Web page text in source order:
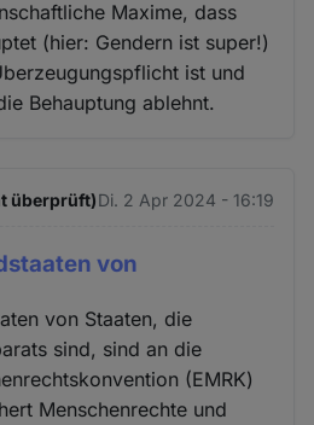
Maxime, dass
(hier: Gendern ist super!)
ist und
Behauptung ablehnt.
überprüft)Di. 2 Apr 2024 - 16:19
von
von Staaten, die
sind, sind an die
(EMRK)
Menschenrechte und